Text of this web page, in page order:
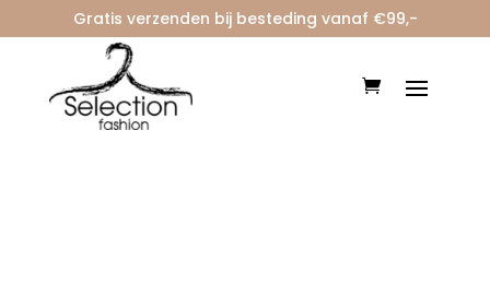
Gratis verzenden bij besteding vanaf €99,-